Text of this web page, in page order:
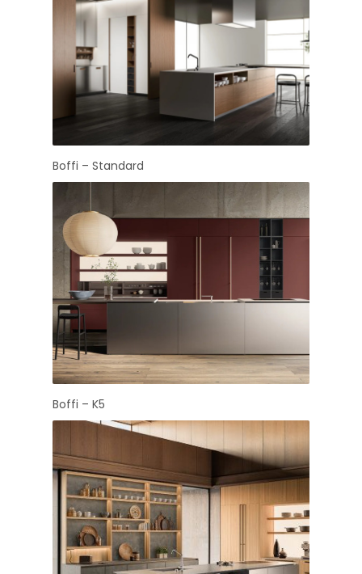
Boffi – Standard
Boffi – K5